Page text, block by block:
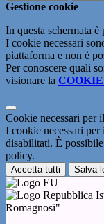
Gestione cookie
In questa schermata
I cookie necessari
piattaforma e non è
Per conoscere quali
visionare la
Cookie necessari per
I cookie necessari per
disabilitati. È
policy.
Accetta tutti Salva
Romagnosi"